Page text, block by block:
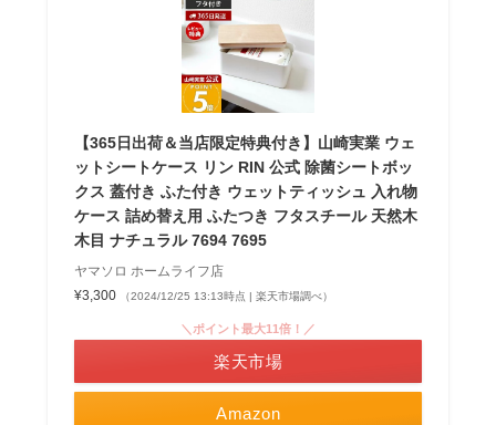
【365日出荷＆当店限定特典付き】山崎実業 ウェ
ットシートケース リン RIN 公式 除菌シートボッ
クス 蓋付き ふた付き ウェットティッシュ 入れ物
ケース 詰め替え用 ふたつき フタスチール 天然木
木目 ナチュラル 7694 7695
ヤマソロ ホームライフ店
¥3,300
（2024/12/25 13:13時点 | 楽天市場調べ）
Amazon
＼ポイント最大11倍！／
楽天市場